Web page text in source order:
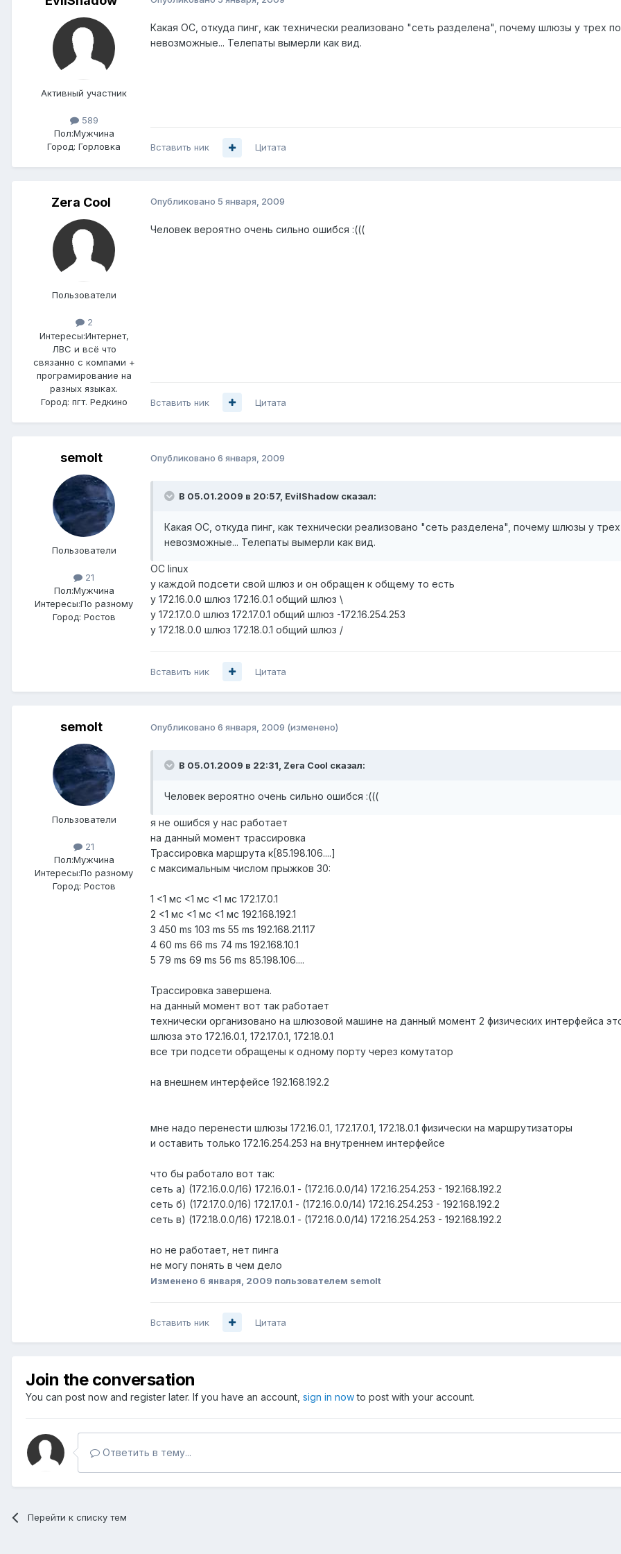
Активный участник
589
Пол:Мужчина
Город: Горловка
Какая ОС, откуда пинг, как технически реализовано "сеть разделена", почему шлюзы у трех
невозможные... Телепаты вымерли как вид.
Вставить ник Цитата
Zera Cool
Пользователи
2
Интересы:Интернет,
ЛВС и всё что
связанно с компами +
програмирование на
разных языках.
Город: пгт. Редкино
Опубликовано 5 января, 2009
Человек вероятно очень сильно ошибся :(((
Вставить ник Цитата
semolt
Пользователи
21
Пол:Мужчина
Интересы:По разному
Город: Ростов
Опубликовано 6 января, 2009
В 05.01.2009 в 20:57, EvilShadow сказал:
Какая ОС, откуда пинг, как технически реализовано "сеть разделена", почему шлюзы у
невозможные... Телепаты вымерли как вид.
ОС linux
у каждой подсети свой шлюз и он обращен к общему то есть
у 172.16.0.0 шлюз 172.16.0.1 общий шлюз \
у 172.17.0.0 шлюз 172.17.0.1 общий шлюз -172.16.254.253
у 172.18.0.0 шлюз 172.18.0.1 общий шлюз /
Вставить ник Цитата
semolt
Пользователи
21
Пол:Мужчина
Интересы:По разному
Город: Ростов
Опубликовано 6 января, 2009 (изменено)
В 05.01.2009 в 22:31, Zera Cool сказал:
Человек вероятно очень сильно ошибся :(((
я не ошибся у нас работает
на данный момент трассировка
Трассировка маршрута к[85.198.106....]
с максимальным числом прыжков 30:
1 <1 мс <1 мс <1 мс 172.17.0.1
2 <1 мс <1 мс <1 мс 192.168.192.1
3 450 ms 103 ms 55 ms 192.168.21.117
4 60 ms 66 ms 74 ms 192.168.10.1
5 79 ms 69 ms 56 ms 85.198.106....
Трассировка завершена.
на данный момент вот так работает
технически организовано на шлюзовой машине на данный момент 2 физических интерфейса
шлюза это 172.16.0.1, 172.17.0.1, 172.18.0.1
все три подсети обращены к одному порту через комутатор
на внешнем интерфейсе 192.168.192.2
мне надо перенести шлюзы 172.16.0.1, 172.17.0.1, 172.18.0.1 физически на маршрутизаторы
и оставить только 172.16.254.253 на внутреннем интерфейсе
что бы работало вот так:
сеть а) (172.16.0.0/16) 172.16.0.1 - (172.16.0.0/14) 172.16.254.253 - 192.168.192.2
сеть б) (172.17.0.0/16) 172.17.0.1 - (172.16.0.0/14) 172.16.254.253 - 192.168.192.2
сеть в) (172.18.0.0/16) 172.18.0.1 - (172.16.0.0/14) 172.16.254.253 - 192.168.192.2
но не работает, нет пинга
не могу понять в чем дело
Изменено 6 января, 2009 пользователем semolt
Вставить ник Цитата
Join the conversation
You can post now and register later. If you have an account, sign in nowto post with your account.
Ответить в тему...
Перейти к списку тем